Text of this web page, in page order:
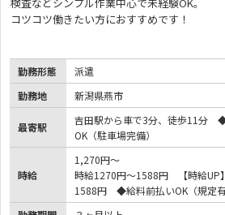
コツコツ働きたい方におすすめです！
勤務形態
派遣
勤務地
新潟県燕市
最寄駅
吉田駅から車で3分、徒歩11分
OK（駐車場完備）
時給
1,270円～
時給1270円～1588円 【時給UP
1588円 ◆給料前払いOK（規定有